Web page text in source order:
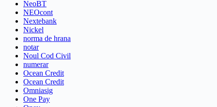
NeoBT
NEOcont
Nextebank
Nickel
norma de hrana
notar
Noul Cod Civil
numerar
Ocean Credit
Ocean Credit
Omniasig
One Pay